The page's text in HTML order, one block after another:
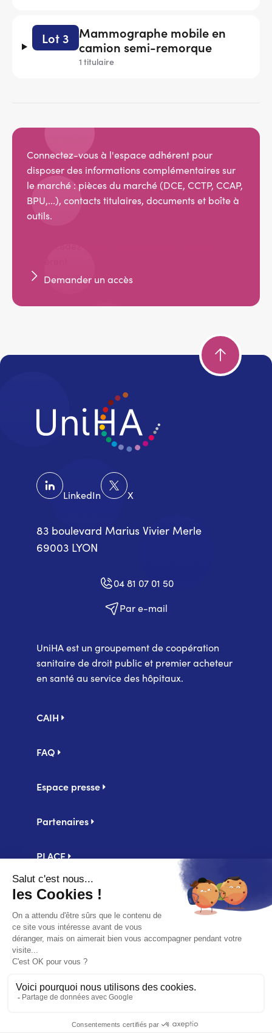
Lot 3
Mammographe mobile en
camion semi-remorque
1 titulaire
Connectez-vous à l'espace adhérent pour
disposer des informations complémentaires sur
le marché : pièces du marché (DCE, CCTP, CCAP,
BPU,...), contacts titulaires, documents et boîte à
outils.
Demander un accès
LinkedIn X
83 boulevard Marius Vivier Merle
69003 LYON
04 81 07 01 50
Par e-mail
UniHA est un groupement de coopération
sanitaire de droit public et premier acheteur
en santé au service des hôpitaux.
de
CAIH
FAQ
Espace presse
Partenaires
PLACE
Centrale d'achat UniHA
Second
Mentions légales
Politique de confidentialité